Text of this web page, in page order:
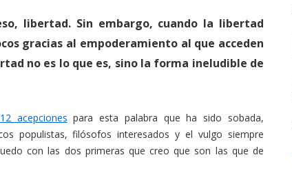
libertad. Sin embargo, cuando la libertad
gracias al empoderamiento al que acceden
no es lo que es, sino la forma ineludible de
acepciones para esta palabra que ha sido sobada,
populistas, filósofos interesados y el vulgo siempre
con las dos primeras que creo que son las que de